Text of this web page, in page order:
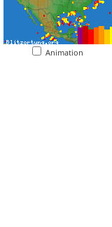
Animation